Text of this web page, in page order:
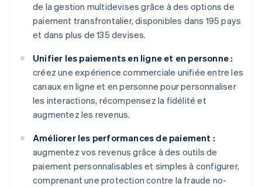
de la gestion multidevises grâce à des options de
paiement transfrontalier, disponibles dans 195 pays
et dans plus de 135 devises.
Unifier les paiements en ligne et en personne :
créez une expérience commerciale unifiée entre les
canaux en ligne et en personne pour personnaliser
les interactions, récompensez la fidélité et
augmentez les revenus.
Améliorer les performances de paiement :
augmentez vos revenus grâce à des outils de
paiement personnalisables et simples à configurer,
comprenant une protection contre la fraude no-